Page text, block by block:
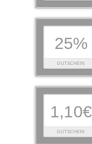
25%
GUTSCHEIN
1,10€
GUTSCHEIN